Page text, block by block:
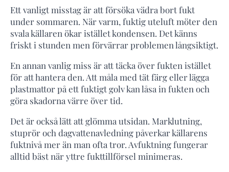
Ett vanligt misstag är att försöka vädra bort fukt
under sommaren. När varm, fuktig uteluft möter den
svala källaren ökar istället kondensen. Det känns
friskt i stunden men förvärrar problemen långsiktigt.
En annan vanlig miss är att täcka över fukten istället
för att hantera den. Att måla med tät färg eller lägga
plastmattor på ett fuktigt golv kan låsa in fukten och
göra skadorna värre över tid.
Det är också lätt att glömma utsidan. Marklutning,
stuprör och dagvattenavledning påverkar källarens
fuktnivå mer än man ofta tror. Avfuktning fungerar
alltid bäst när yttre fukttillförsel minimeras.